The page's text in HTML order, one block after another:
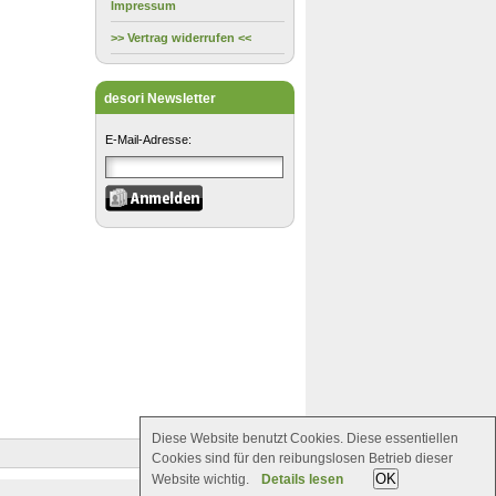
Impressum
>> Vertrag widerrufen <<
desori Newsletter
E-Mail-Adresse:
Diese Website benutzt Cookies. Diese essentiellen
Cookies sind für den reibungslosen Betrieb dieser
Website wichtig.
Details lesen OK